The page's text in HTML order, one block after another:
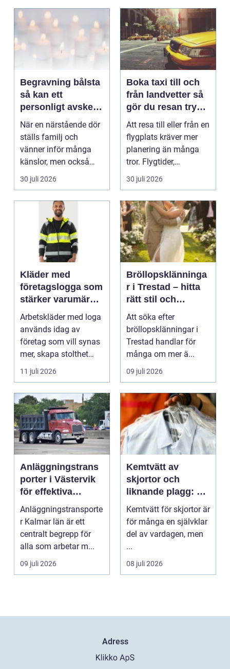
Begravning bålsta
så kan ett
personligt avsked
formas
När en närstående dör
ställs familj och
vänner inför många
känslor, men också
praktiska beslut. En b...
30 juli 2026
Boka taxi till och
från landvetter så
gör du resan trygg
och smidig
Att resa till eller från en
flygplats kräver mer
planering än många
tror. Flygtider,
packning, säker...
30 juli 2026
Kläder med
företagslogga som
stärker varumärket
varje dag
Arbetskläder med loga
används idag av
företag som vill synas
mer, skapa stolthet
inte...
11 juli 2026
Bröllopsklänninga
r i Trestad – hitta
rätt stil och
passform inför den
stora dagen
Att söka efter
bröllopsklänningar i
Trestad handlar för
många om mer ä...
09 juli 2026
Anläggningstrans
porter i Västervik
för effektiva
byggprojekt
Anläggningstransporte
r Kalmar län är ett
centralt begrepp för
alla som arbetar m...
09 juli 2026
Kemtvätt av
skjortor och
liknande plagg: Så
fungerar
professionell
klädvård i
Kemtvätt för skjortor är
för många en självklar
del av vardagen, men
...
08 juli 2026
Adress